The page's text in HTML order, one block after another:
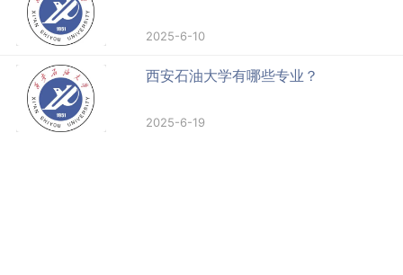
2025-6-10
西安石油大学有哪些专业？
2025-6-19